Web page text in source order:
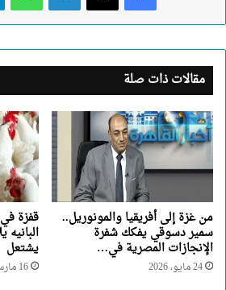
مقالات ذات صلة
من غزة إلى أفريقيا والمونوريل..
سمير دسوقي يفكك شفرة
الإنجازات المصرية في…
24 مايو، 2026
قفزة
يشتعل
16 مارس، 2026